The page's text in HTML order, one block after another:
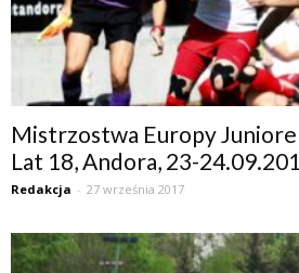
Mistrzostwa Europy
Lat 18, Andora, 23-
Redakcja - 27 września 2017